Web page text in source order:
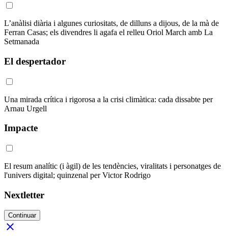
L’anàlisi diària i algunes curiositats, de dilluns a dijous, de la mà de
Ferran Casas; els divendres li agafa el relleu Oriol March amb La
Setmanada
El despertador
Una mirada crítica i rigorosa a la crisi climàtica: cada dissabte per
Arnau Urgell
Impacte
El resum analític (i àgil) de les tendències, viralitats i personatges de
l'univers digital; quinzenal per Victor Rodrigo
Nextletter
Continuar
close